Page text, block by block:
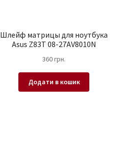
Шлейф матрицы для ноутбука
Asus Z83T 08-27AV8010N
360грн.
Додати в кошик